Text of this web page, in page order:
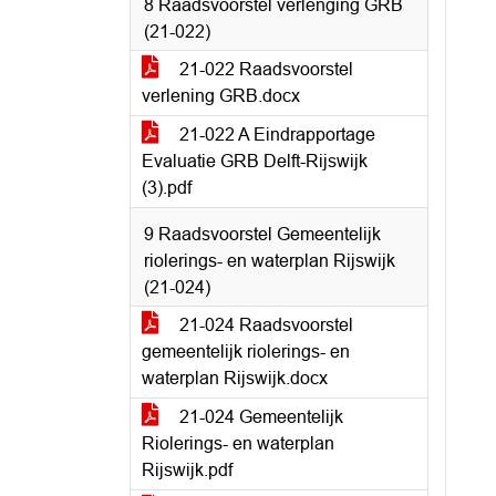
8 Raadsvoorstel verlenging GRB
(21-022)
21-022 Raadsvoorstel
verlening GRB.docx
21-022 A Eindrapportage
Evaluatie GRB Delft-Rijswijk
(3).pdf
9 Raadsvoorstel Gemeentelijk
riolerings- en waterplan Rijswijk
(21-024)
21-024 Raadsvoorstel
gemeentelijk riolerings- en
waterplan Rijswijk.docx
21-024 Gemeentelijk
Riolerings- en waterplan
Rijswijk.pdf